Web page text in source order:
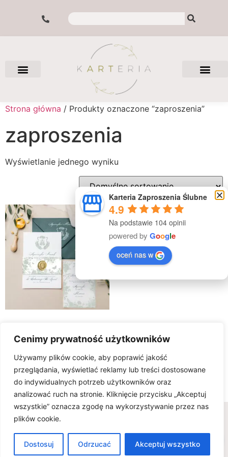
Cenimy prywatność użytkowników
Używamy plików cookie, aby poprawić jakość
przeglądania, wyświetlać reklamy lub treści dostosowane
do indywidualnych potrzeb użytkowników oraz
analizować ruch na stronie. Kliknięcie przycisku „Akceptuj
wszystkie” oznacza zgodę na wykorzystywanie przez nas
plików cookie.
Dostosuj Odrzucać Akceptuj wszystko
Strona główna / Produkty oznaczone “zaproszenia”
zaproszenia
Wyświetlanie jednego wyniku
15.00zł
Select Options
Wszelkie prawa zastrzeżone © www.karteria.pl
FAQ - wiedza na temat zaproszeń ślubnych
Zaproszenia ślubne
Karteria Zaproszenia Ślubne
4.9
Na podstawie 104 opinii
powered by Google
oceń nas w